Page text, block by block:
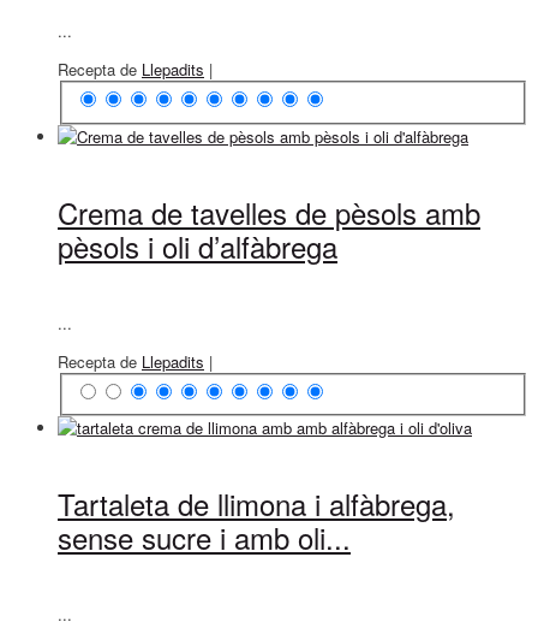
...
Recepta de Llepadits |
Crema de tavelles de pèsols amb
pèsols i oli d’alfàbrega
...
Recepta de Llepadits |
Tartaleta de llimona i alfàbrega,
sense sucre i amb oli...
...